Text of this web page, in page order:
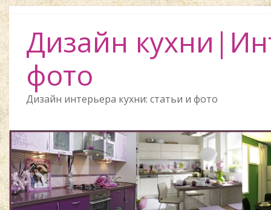
Дизайн
фото
Дизайн интерьера кухни: статьи и фото